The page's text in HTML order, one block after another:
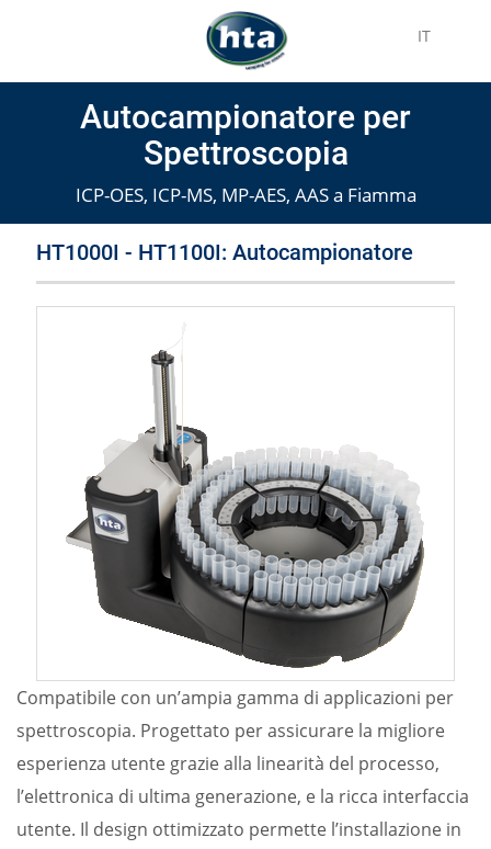
IT
Autocampionatore per
Spettroscopia
ICP-OES, ICP-MS, MP-AES, AAS a Fiamma
Compatibile con un’ampia gamma di applicazioni per
spettroscopia. Progettato per assicurare la migliore
esperienza utente grazie alla linearità del processo,
l’elettronica di ultima generazione, e la ricca interfaccia
utente. Il design ottimizzato permette l’installazione in
HT1000I - HT1100I: Autocampionatore